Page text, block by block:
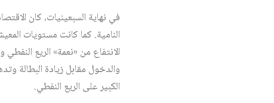
في نهاية السبعينيات، كان
النامية. كما كانت مستويات
الانتفاع من «نعمة» الريع النفطي
والدخول مقابل زيادة البطالة
الكبير على الريع النفطي.